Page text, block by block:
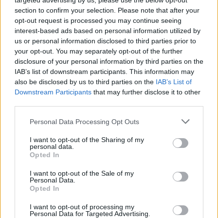
section to confirm your selection. Please note that after your
opt-out request is processed you may continue seeing
interest-based ads based on personal information utilized by
us or personal information disclosed to third parties prior to
your opt-out. You may separately opt-out of the further
disclosure of your personal information by third parties on the
IAB’s list of downstream participants. This information may
also be disclosed by us to third parties on the IAB’s List of
Downstream Participants that may further disclose it to other
Please note that this website/app uses one or more Google
not limited to your visit or usage behaviour. You may click to
grant or deny consent to Google and its third-party tags to
use your data for below specified purposes in below Google
consent section.
Personal Data Processing Opt Outs
I want to opt-out of the Sharing of my
personal data.
Opted In
I want to opt-out of the Sale of my
Personal Data.
Opted In
I want to opt-out of processing my
Personal Data for Targeted Advertising.
ΦΩΤΟ EUROKINISSI
Το 2021, η Διεθνής Ομοσπονδία Ιστορίας και
Στατιστικής του Ποδοσφαίρου (IFFHS) τον
συμπεριέλαβε στην καλύτερη 11άδα όλων των